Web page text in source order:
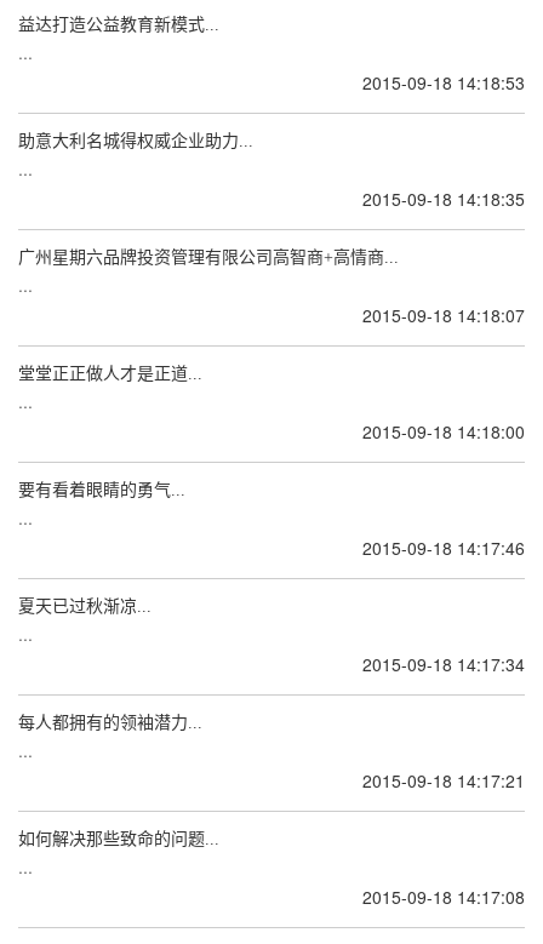
益达打造公益教育新模式...
...
2015-09-18 14:18:53
助意大利名城得权威企业助力...
...
2015-09-18 14:18:35
广州星期六品牌投资管理有限公司高智商+高情商...
...
2015-09-18 14:18:07
堂堂正正做人才是正道...
...
2015-09-18 14:18:00
要有看着眼睛的勇气...
...
2015-09-18 14:17:46
夏天已过秋渐凉...
...
2015-09-18 14:17:34
每人都拥有的领袖潜力...
...
2015-09-18 14:17:21
如何解决那些致命的问题...
...
2015-09-18 14:17:08